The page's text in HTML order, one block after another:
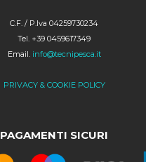
C.F. / P.Iva 04259730234
Tel. +39 0459617349
Email. info@tecnipesca.it
PRIVACY & COOKIE POLICY
PAGAMENTI SICURI